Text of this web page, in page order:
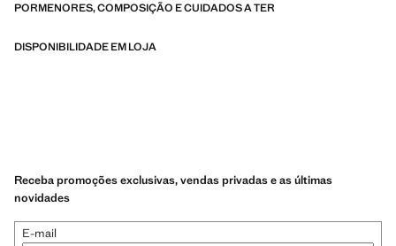
PORMENORES, COMPOSIÇÃO E CUIDADOS A TER
DISPONIBILIDADE EM LOJA
Receba promoções exclusivas, vendas privadas e as últimas
novidades
E-mail